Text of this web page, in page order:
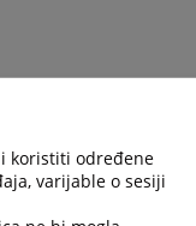
koristiti određene
varijable o sesiji